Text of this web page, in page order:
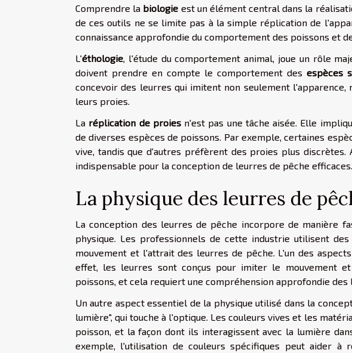
Comprendre la biologie est un élément central dans la
de ces outils ne se limite pas à la simple réplication de
connaissance approfondie du comportement des poissons et
L'éthologie , l'étude du comportement animal, joue un rôle
doivent prendre en compte le comportement des espèces
concevoir des leurres qui imitent non seulement l'apparence,
leurs proies.
La réplication de proiesn'est pas une tâche aisée. Elle
de diverses espèces de poissons. Par exemple, certaines
vive, tandis que d'autres préfèrent des proies plus
indispensable pour la conception de leurres de pêche efficaces.
La physique des leurres de
La conception des leurres de pêche incorpore de manière
physique. Les professionnels de cette industrie utilisent
mouvement et l'attrait des leurres de pêche. L'un des
effet, les leurres sont conçus pour imiter le mouvement
poissons, et cela requiert une compréhension approfondie des
Un autre aspect essentiel de la physique utilisé dans la
lumière", qui touche à l'optique. Les couleurs vives et les
poisson, et la façon dont ils interagissent avec la lumière
exemple, l'utilisation de couleurs spécifiques peut aider